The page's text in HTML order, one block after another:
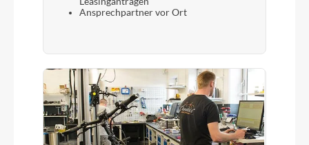
Ansprechpartner vor Ort